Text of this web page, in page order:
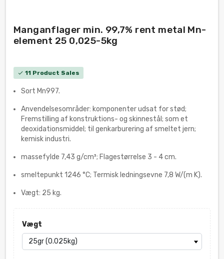
Manganflager min. 99,7% rent metal Mn-
element 25 0,025-5kg
check 11 Product Sales
Sort Mn997.
Anvendelsesområder: komponenter udsat for stød;
Fremstilling af konstruktions- og skinnestål; som et
deoxidationsmiddel; til genkarburering af smeltet jern;
kemisk industri.
massefylde 7,43 g/cm³; Flagestørrelse 3 - 4 cm.
smeltepunkt 1246 °C; Termisk ledningsevne 7,8 W/(m K).
Vægt: 25 kg.
Vægt